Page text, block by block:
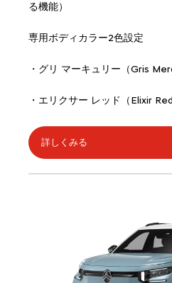
る機能）
専用ボディカラー2色設定
・グリ マーキュリー（Gris
・エリクサー レッド（Elixir Red
詳しくみる